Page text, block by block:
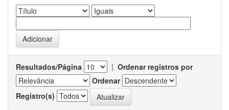
Resultados/Página | Ordenar registros por
Ordenar
Registro(s)